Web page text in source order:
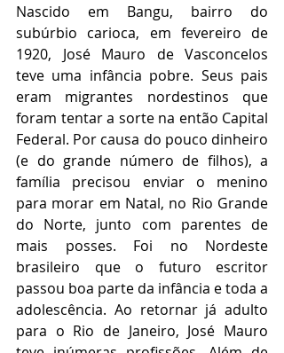
Nascido em Bangu, bairro do
subúrbio carioca, em fevereiro de
1920, José Mauro de Vasconcelos
teve uma infância pobre. Seus pais
eram migrantes nordestinos que
foram tentar a sorte na então Capital
Federal. Por causa do pouco dinheiro
(e do grande número de filhos), a
família precisou enviar o menino
para morar em Natal, no Rio Grande
do Norte, junto com parentes de
mais posses. Foi no Nordeste
brasileiro que o futuro escritor
passou boa parte da infância e toda a
adolescência. Ao retornar já adulto
para o Rio de Janeiro, José Mauro